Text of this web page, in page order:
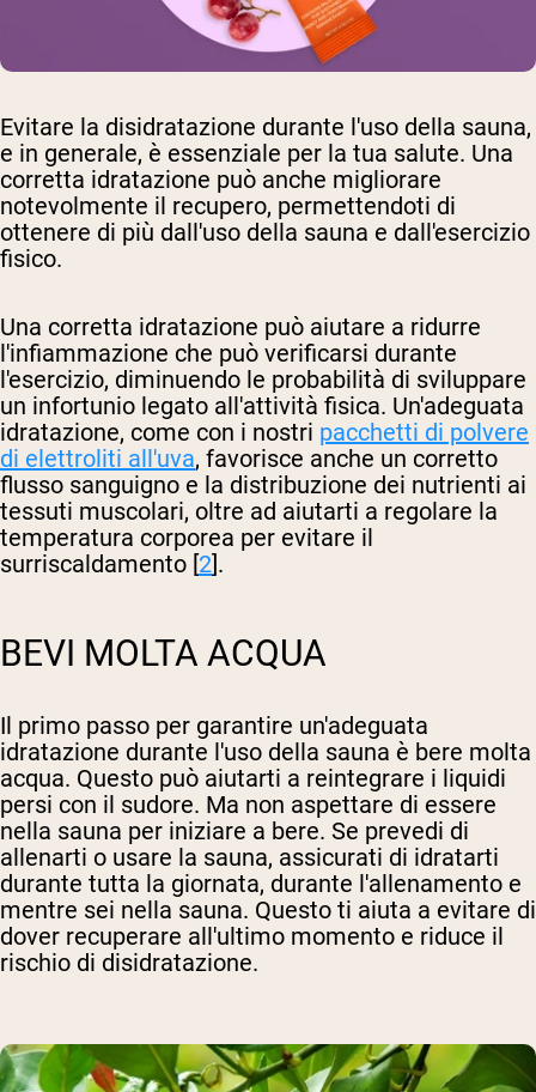
Evitare la disidratazione durante l'uso della sauna,
e in generale, è essenziale per la tua salute. Una
corretta idratazione può anche migliorare
notevolmente il recupero, permettendoti di
ottenere di più dall'uso della sauna e dall'esercizio
fisico.
Una corretta idratazione può aiutare a ridurre
l'infiammazione che può verificarsi durante
l'esercizio, diminuendo le probabilità di sviluppare
un infortunio legato all'attività fisica. Un'adeguata
idratazione, come con i nostri pacchetti di polvere
di elettroliti all'uva, favorisce anche un corretto
flusso sanguigno e la distribuzione dei nutrienti ai
tessuti muscolari, oltre ad aiutarti a regolare la
temperatura corporea per evitare il
surriscaldamento [2].
BEVI MOLTA ACQUA
Il primo passo per garantire un'adeguata
idratazione durante l'uso della sauna è bere molta
acqua. Questo può aiutarti a reintegrare i liquidi
persi con il sudore. Ma non aspettare di essere
nella sauna per iniziare a bere. Se prevedi di
allenarti o usare la sauna, assicurati di idratarti
durante tutta la giornata, durante l'allenamento e
mentre sei nella sauna. Questo ti aiuta a evitare di
dover recuperare all'ultimo momento e riduce il
rischio di disidratazione.